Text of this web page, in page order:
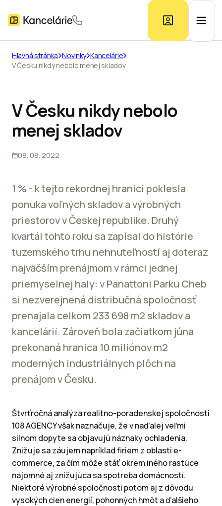
Prieskum trhu
Hlavná stránka Novinky Kancelárie
V Česku nikdy nebolo menej skladov
V Česku nikdy nebolo
menej skladov
08. 08. 2022
1 % - k tejto rekordnej hranici poklesla
ponuka voľných skladov a výrobných
priestorov v Českej republike. Druhý
kvartál tohto roku sa zapísal do histórie
tuzemského trhu nehnuteľností aj doteraz
najväčším prenájmom v rámci jednej
priemyselnej haly: v Panattoni Parku Cheb
si nezverejnená distribučná spoločnosť
prenajala celkom 233 698 m2 skladov a
kancelárií. Zároveň bola začiatkom júna
prekonaná hranica 10 miliónov m2
moderných industriálnych plôch na
prenájom v Česku.
Štvrťročná analýza realitno-poradenskej spoločnosti
108 AGENCY však naznačuje, že v naďalej veľmi
silnom dopyte sa objavujú náznaky ochladenia.
Znižuje sa záujem napríklad firiem z oblasti e-
commerce, za čím môže stáť okrem iného rastúce
nájomné aj znižujúca sa spotreba domácností.
Niektoré výrobné spoločnosti potom aj z dôvodu
vysokých cien energií, pohonných hmôt a ďalšieho